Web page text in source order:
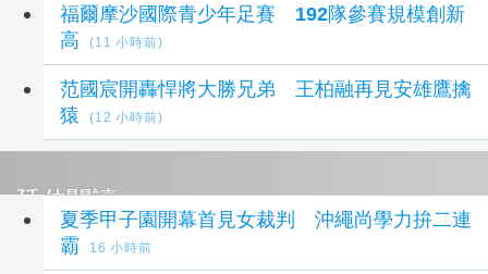
福爾摩沙國際青少年足賽 192隊參賽規模創新
高
(11 小時前)
范國宸開轟悍將大勝兄弟 王柏融再見安雄鷹擒
猿
(12 小時前)
延伸閱讀
夏季甲子園開幕首見女裁判 沖繩尚學力拚二連
霸
16 小時前